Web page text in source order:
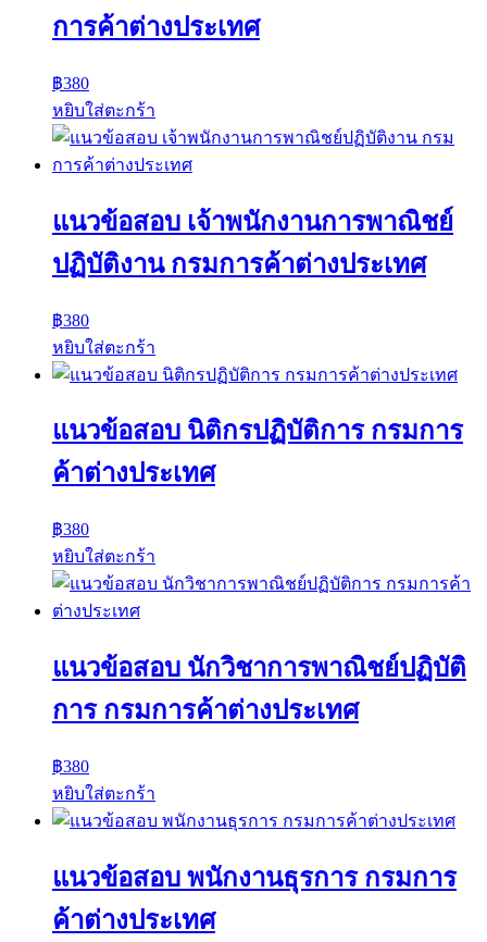
การค้าต่างประเทศ
฿380
หยิบใส่ตะกร้า
แนวข้อสอบ เจ้าพนักงานการพาณิชย์
ปฏิบัติงาน กรมการค้าต่างประเทศ
฿380
หยิบใส่ตะกร้า
แนวข้อสอบ นิติกรปฏิบัติการ กรมการ
ค้าต่างประเทศ
฿380
หยิบใส่ตะกร้า
แนวข้อสอบ นักวิชาการพาณิชย์ปฏิบัติ
การ กรมการค้าต่างประเทศ
฿380
หยิบใส่ตะกร้า
แนวข้อสอบ พนักงานธุรการ กรมการ
ค้าต่างประเทศ